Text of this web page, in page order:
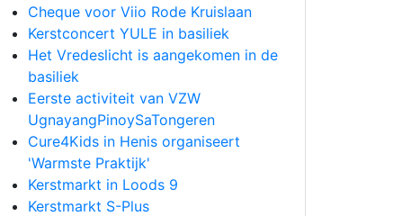
Cheque voor Viio Rode Kruislaan
Kerstconcert YULE in basiliek
Het Vredeslicht is aangekomen in de
basiliek
Eerste activiteit van VZW
UgnayangPinoySaTongeren
Cure4Kids in Henis organiseert
'Warmste Praktijk'
Kerstmarkt in Loods 9
Kerstmarkt S-Plus